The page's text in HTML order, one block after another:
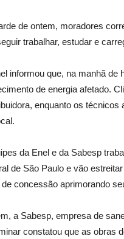
de ontem, moradores
trabalhar, estudar e
informou que, na manhã de
de energia afetado.
enquanto os
da Enel e da Sabesp
de São Paulo e vão
de concessão aprimorando
a Sabesp, empresa de
constatou que as obras